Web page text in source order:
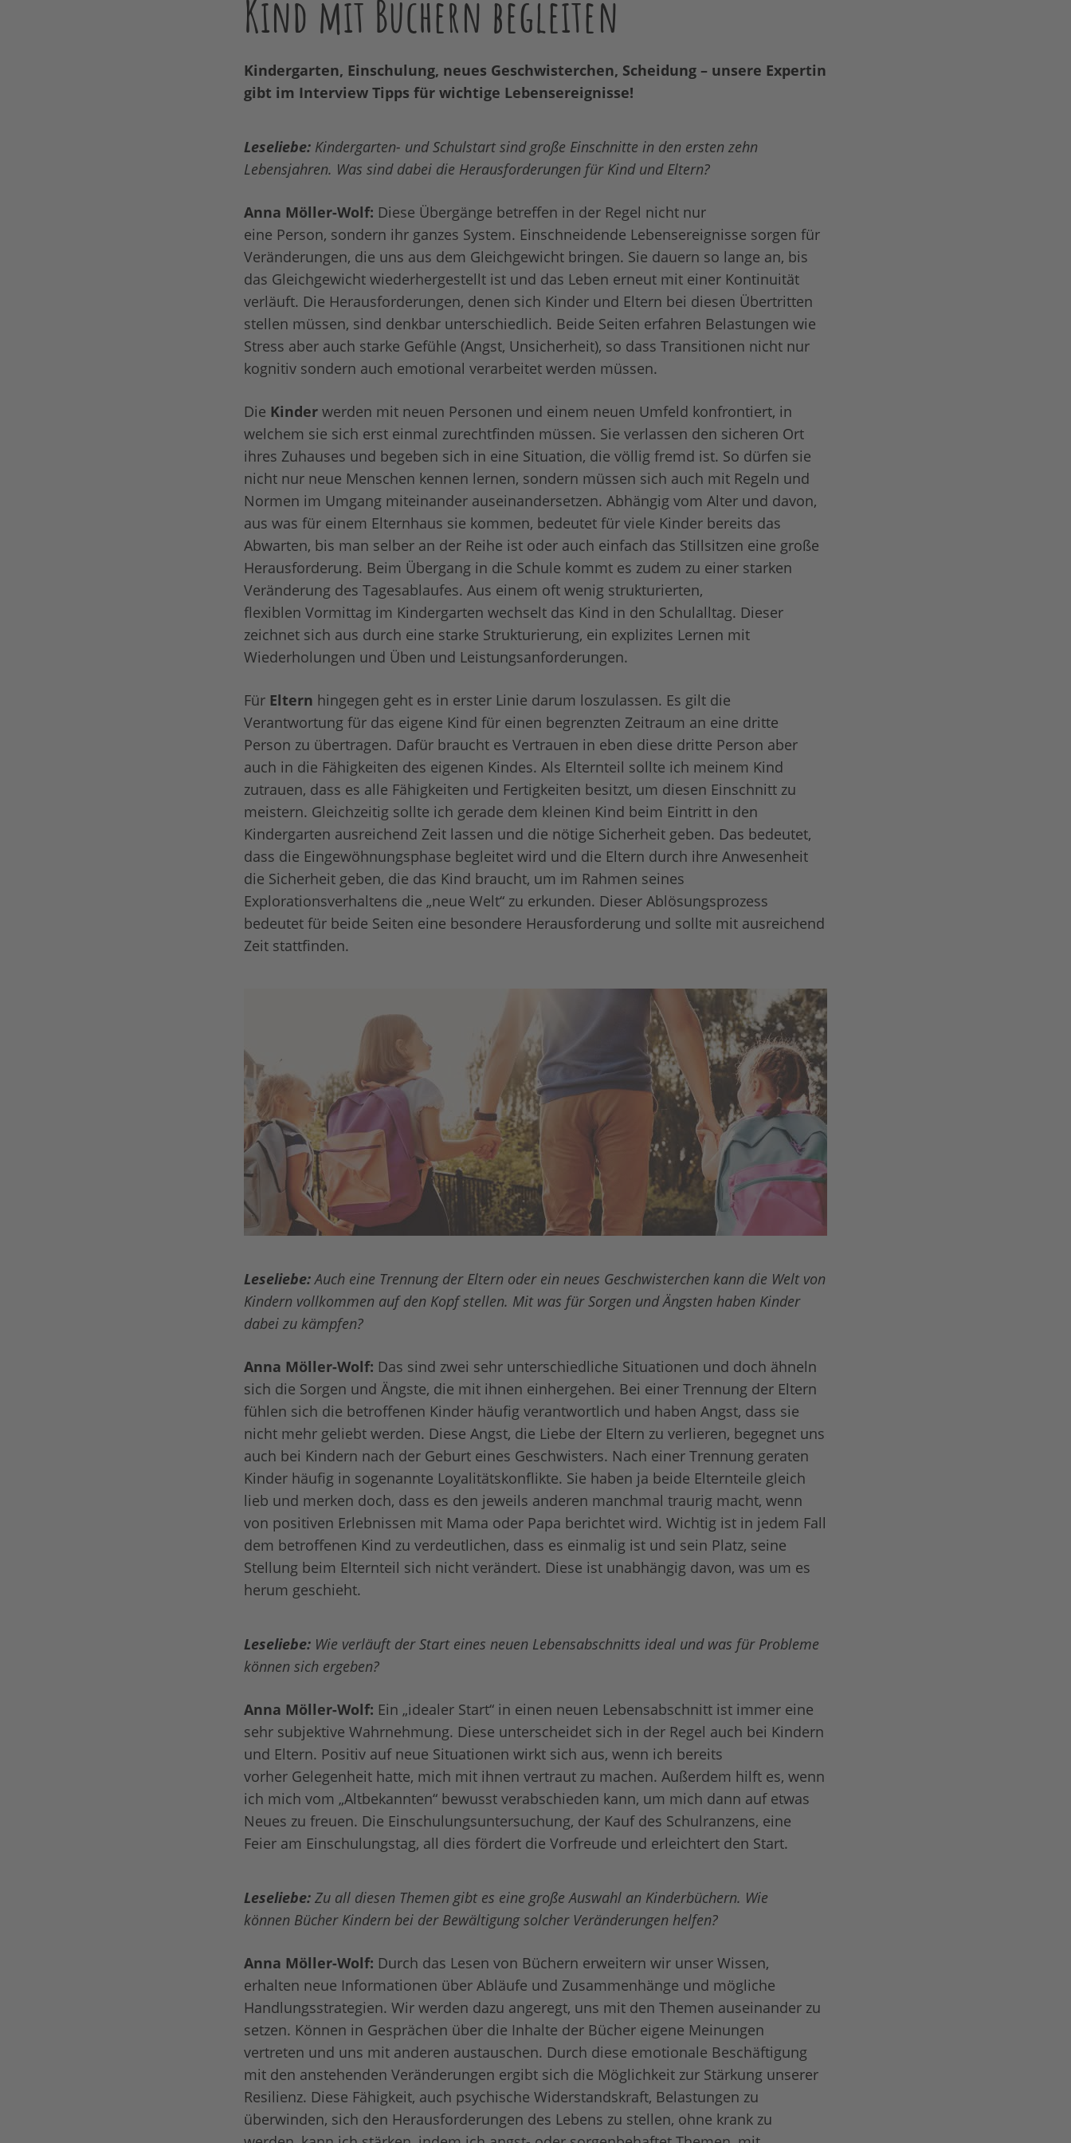
Kind mit Büchern begleiten
Kindergarten, Einschulung, neues Geschwisterchen, Scheidung – unsere Expertin
gibt im Interview Tipps für wichtige Lebensereignisse!
Leseliebe: Kindergarten- und Schulstart sind große Einschnitte in den ersten zehn
Lebensjahren. Was sind dabei die Herausforderungen für Kind und Eltern?
Anna Möller-Wolf: Diese Übergänge betreffen in der Regel nicht nur
eine Person, sondern ihr ganzes System. Einschneidende Lebensereignisse sorgen für
Veränderungen, die uns aus dem Gleichgewicht bringen. Sie dauern so lange an, bis
das Gleichgewicht wiederhergestellt ist und das Leben erneut mit einer Kontinuität
verläuft. Die Herausforderungen, denen sich Kinder und Eltern bei diesen Übertritten
stellen müssen, sind denkbar unterschiedlich. Beide Seiten erfahren Belastungen wie
Stress aber auch starke Gefühle (Angst, Unsicherheit), so dass Transitionen nicht nur
kognitiv sondern auch emotional verarbeitet werden müssen.
Die Kinder werden mit neuen Personen und einem neuen Umfeld konfrontiert, in
welchem sie sich erst einmal zurechtfinden müssen. Sie verlassen den sicheren Ort
ihres Zuhauses und begeben sich in eine Situation, die völlig fremd ist. So dürfen sie
nicht nur neue Menschen kennen lernen, sondern müssen sich auch mit Regeln und
Normen im Umgang miteinander auseinandersetzen. Abhängig vom Alter und davon,
aus was für einem Elternhaus sie kommen, bedeutet für viele Kinder bereits das
Abwarten, bis man selber an der Reihe ist oder auch einfach das Stillsitzen eine große
Herausforderung. Beim Übergang in die Schule kommt es zudem zu einer starken
Veränderung des Tagesablaufes. Aus einem oft wenig strukturierten,
flexiblen Vormittag im Kindergarten wechselt das Kind in den Schulalltag. Dieser
zeichnet sich aus durch eine starke Strukturierung, ein explizites Lernen mit
Wiederholungen und Üben und Leistungsanforderungen.
Für Eltern hingegen geht es in erster Linie darum loszulassen. Es gilt die
Verantwortung für das eigene Kind für einen begrenzten Zeitraum an eine dritte
Person zu übertragen. Dafür braucht es Vertrauen in eben diese dritte Person aber
auch in die Fähigkeiten des eigenen Kindes. Als Elternteil sollte ich meinem Kind
zutrauen, dass es alle Fähigkeiten und Fertigkeiten besitzt, um diesen Einschnitt zu
meistern. Gleichzeitig sollte ich gerade dem kleinen Kind beim Eintritt in den
Kindergarten ausreichend Zeit lassen und die nötige Sicherheit geben. Das bedeutet,
dass die Eingewöhnungsphase begleitet wird und die Eltern durch ihre Anwesenheit
die Sicherheit geben, die das Kind braucht, um im Rahmen seines
Explorationsverhaltens die „neue Welt“ zu erkunden. Dieser Ablösungsprozess
bedeutet für beide Seiten eine besondere Herausforderung und sollte mit ausreichend
Zeit stattfinden.
Leseliebe:Auch eine Trennung der Eltern oder ein neues Geschwisterchen kann die Welt von
Kindern vollkommen auf den Kopf stellen. Mit was für Sorgen und Ängsten haben Kinder
dabei zu kämpfen?
Anna Möller-Wolf: Das sind zwei sehr unterschiedliche Situationen und doch ähneln
sich die Sorgen und Ängste, die mit ihnen einhergehen. Bei einer Trennung der Eltern
fühlen sich die betroffenen Kinder häufig verantwortlich und haben Angst, dass sie
nicht mehr geliebt werden. Diese Angst, die Liebe der Eltern zu verlieren, begegnet uns
auch bei Kindern nach der Geburt eines Geschwisters. Nach einer Trennung geraten
Kinder häufig in sogenannte Loyalitätskonflikte. Sie haben ja beide Elternteile gleich
lieb und merken doch, dass es den jeweils anderen manchmal traurig macht, wenn
von positiven Erlebnissen mit Mama oder Papa berichtet wird. Wichtig ist in jedem Fall
dem betroffenen Kind zu verdeutlichen, dass es einmalig ist und sein Platz, seine
Stellung beim Elternteil sich nicht verändert. Diese ist unabhängig davon, was um es
herum geschieht.
Leseliebe: Wie verläuft der Start eines neuen Lebensabschnitts ideal und was für Probleme
können sich ergeben?
Anna Möller-Wolf: Ein „idealer Start“ in einen neuen Lebensabschnitt ist immer eine
sehr subjektive Wahrnehmung. Diese unterscheidet sich in der Regel auch bei Kindern
und Eltern. Positiv auf neue Situationen wirkt sich aus, wenn ich bereits
vorher Gelegenheit hatte, mich mit ihnen vertraut zu machen. Außerdem hilft es, wenn
ich mich vom „Altbekannten“ bewusst verabschieden kann, um mich dann auf etwas
Neues zu freuen. Die Einschulungsuntersuchung, der Kauf des Schulranzens, eine
Feier am Einschulungstag, all dies fördert die Vorfreude und erleichtert den Start.
Leseliebe: Zu all diesen Themen gibt es eine große Auswahl an Kinderbüchern. Wie
können Bücher Kindern bei der Bewältigung solcher Veränderungen helfen?
Anna Möller-Wolf: Durch das Lesen von Büchern erweitern wir unser Wissen,
erhalten neue Informationen über Abläufe und Zusammenhänge und mögliche
Handlungsstrategien. Wir werden dazu angeregt, uns mit den Themen auseinander zu
setzen. Können in Gesprächen über die Inhalte der Bücher eigene Meinungen
vertreten und uns mit anderen austauschen. Durch diese emotionale Beschäftigung
mit den anstehenden Veränderungen ergibt sich die Möglichkeit zur Stärkung unserer
Resilienz. Diese Fähigkeit, auch psychische Widerstandskraft, Belastungen zu
überwinden, sich den Herausforderungen des Lebens zu stellen, ohne krank zu